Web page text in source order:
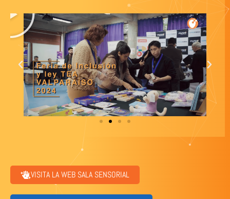
VISITA LA WEB SALA SENSORIAL